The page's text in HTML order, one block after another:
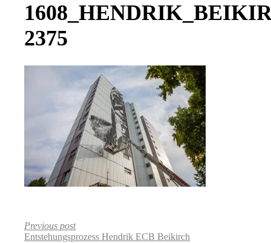
2375
Previous post
Entstehungsprozess Hendrik ECB Beikirch